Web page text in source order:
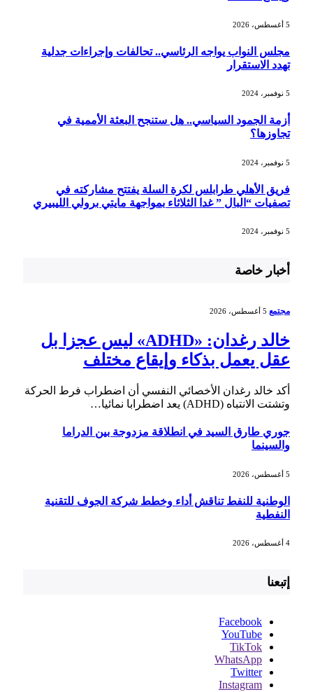
مجلس النواب يواجه الرئاسي.. تحالفات وإجراءات جدلية
تهدد الاستقرار
أزمة الجمود السياسي.. هل ستنجح البعثة الأممية في
تجاوزها؟
فريق الأهلي طرابلس لكرة السلة يفتتح مشاركته في
تصفيات “البال ” غدا الثلاثاء بمواجهة مايتي برولي الليبيري
أخبار خاصة
مجتمع 5 أغسطس، 2026
خالد رغدان: «ADHD» ليس عجزا بل
عقل يعمل بذكاء وإيقاع مختلف
أكد خالد رغدان الأخصائي النفسي أن اضطراب فرط الحركة
وتشتت الانتباه (ADHD) يعد اضطرابا نمائيا…
جوري طارق السيد في انطلاقة مزدوجة بين الدراما
والسينما
الوطنية للنفط تناقش أداء وخطط شركة الجوف للتقنية
النفطية
إتبعنا
Facebook
YouTube
TikTok
WhatsApp
Twitter
Instagram